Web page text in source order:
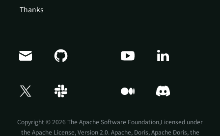
Thanks
Copyright © 2026 The Apache Software Foundation,Licensed under
the Apache License, Version 2.0. Apache, Doris, Apache Doris, the
Doris Summit 26